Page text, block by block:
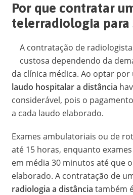
Por que contratar
telerradiologia para
A contratação de
custosa dependendo da
da clínica médica. Ao optar por
laudo hospitalar a distância
considerável, pois o
a cada laudo elaborado.
Exames ambulatoriais ou de
até 15 horas, enquanto
em média 30 minutos até que
elaborado. A contratação de
radiologia a distância também